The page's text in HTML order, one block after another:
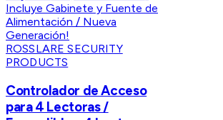
ROSSLARE SECURITY
PRODUCTS
Controlador de Acceso
para 4 Lectoras /